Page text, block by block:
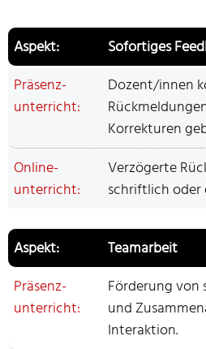
Sofortiges
Dozent/innen
Korrekturen
Verzögerte
schriftlich oder
Teamarbeit
Förderung von
und
Interaktion.